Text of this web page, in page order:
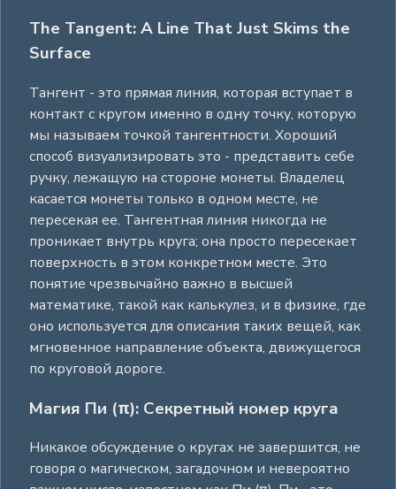
The Tangent: A Line That Just Skims the
Surface
Тангент - это прямая линия, которая вступает в
контакт с кругом именно в одну точку, которую
мы называем точкой тангентности. Хороший
способ визуализировать это - представить себе
ручку, лежащую на стороне монеты. Владелец
касается монеты только в одном месте, не
пересекая ее. Тангентная линия никогда не
проникает внутрь круга; она просто пересекает
поверхность в этом конкретном месте. Это
понятие чрезвычайно важно в высшей
математике, такой как калькулез, и в физике, где
оно используется для описания таких вещей, как
мгновенное направление объекта, движущегося
по круговой дороге.
Магия Пи (π): Секретный номер круга
Никакое обсуждение о кругах не завершится, не
говоря о магическом, загадочном и невероятно